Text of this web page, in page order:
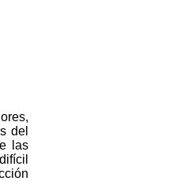
del
las